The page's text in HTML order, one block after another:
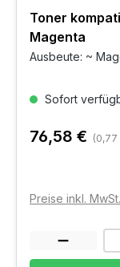
Toner
Magenta
Ausbeute: ~
Sofort
76,58 € (0,77
Preise inkl. MwSt.